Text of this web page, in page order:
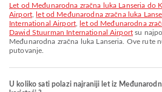
let od Međunarodna zračna luka Lanseria do King Shaka International
Airport,
let od Međunarodna zračna luka
International Airport,
let od Međunarodna
Dawid Stuurman International Airport su
Međunarodna zračna luka Lanseria. Ove rute
putovanje.
U koliko sati polazi najraniji let iz